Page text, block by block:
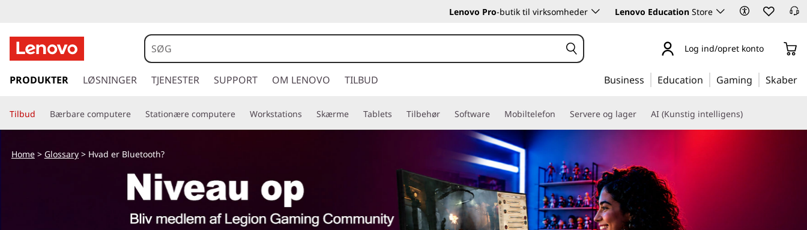
Lenovo Pro-butik til virksomheder Lenovo Education Store
p
n
g
i
Log ind/opret konto
PRODUKTER LØSNINGER TJENESTER SUPPORT OM LENOVO TILBUD Business Education Gaming Skaber
Tilbud Bærbare computere Stationære computere Workstations Skærme Tablets Tilbehør Software Mobiltelefon Servere og lager AI (Kunstig intelligens)
Home> Glossary> Hvad er Bluetooth?